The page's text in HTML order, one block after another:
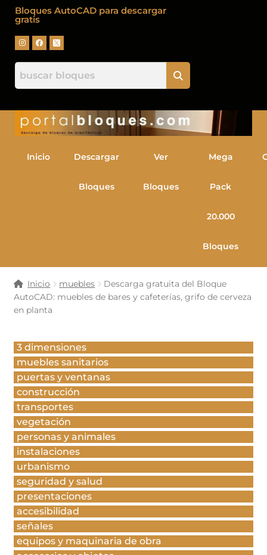
Bloques AutoCAD para descargar
gratis
Inicio Descargar
Bloques
Ver
Bloques
Mega
Pack
20.000
Bloques
Inicio muebles
Descarga gratuita del Bloque
AutoCAD: muebles de bares y cafeterías, grifo de cerveza
en planta
3 dimensiones
muebles sanitarios
puertas y ventanas
construcción
transportes
vegetación
personas y animales
instalaciones
urbanismo
seguridad y salud
presentaciones
accesibilidad
señales
equipos y maquinaria de obra